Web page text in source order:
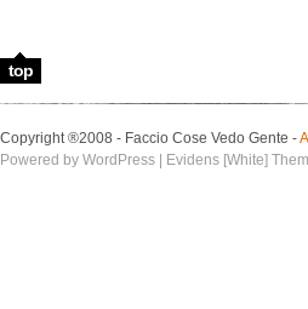
top
Copyright ®2008 - Faccio Cose Vedo Gente -
Powered by WordPress | Evidens [White]